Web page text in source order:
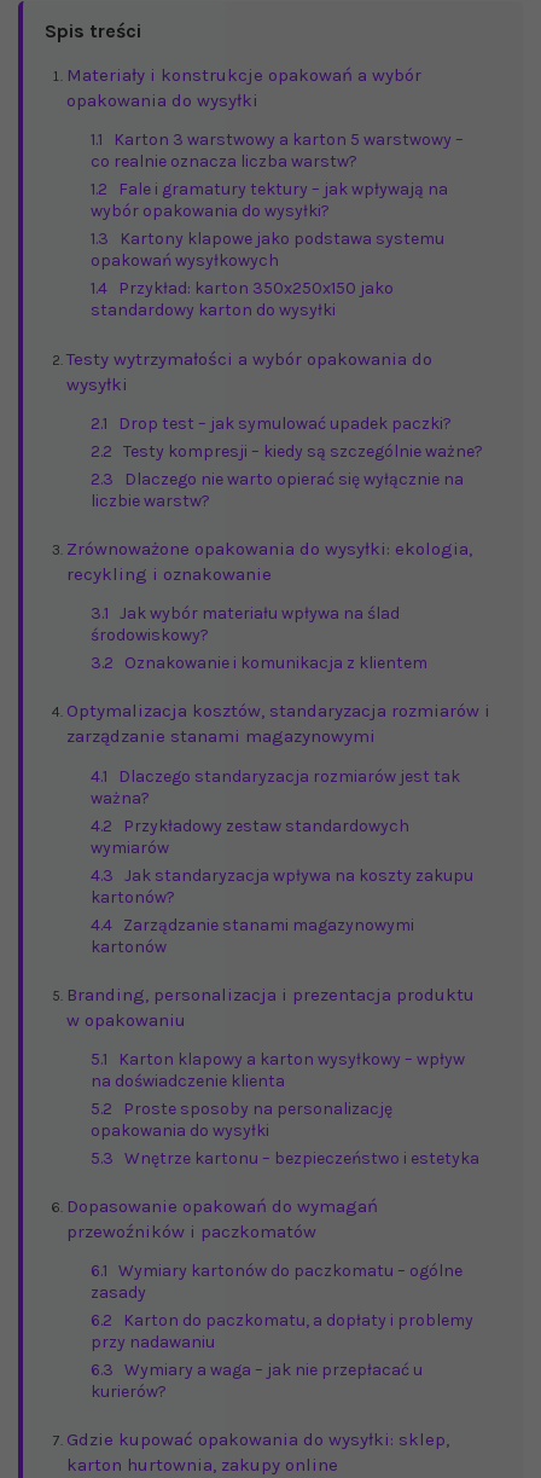
Spis treści
Materiały i konstrukcje opakowań a wybór
opakowania do wysyłki
1.1
Karton 3 warstwowy a karton 5 warstwowy –
co realnie oznacza liczba warstw?
1.2
Fale i gramatury tektury – jak wpływają na
wybór opakowania do wysyłki?
1.3
Kartony klapowe jako podstawa systemu
opakowań wysyłkowych
1.4
Przykład: karton 350x250x150 jako
standardowy karton do wysyłki
Testy wytrzymałości a wybór opakowania do
wysyłki
2.1
Drop test – jak symulować upadek paczki?
2.2 Testy kompresji – kiedy są szczególnie ważne?
2.3
Dlaczego nie warto opierać się wyłącznie na
liczbie warstw?
Zrównoważone opakowania do wysyłki: ekologia,
recykling i oznakowanie
3.1 Jak wybór materiału wpływa na ślad
środowiskowy?
3.2
Oznakowanie i komunikacja z klientem
Optymalizacja kosztów, standaryzacja rozmiarów i
zarządzanie stanami magazynowymi
4.1
Dlaczego standaryzacja rozmiarów jest tak
ważna?
4.2
Przykładowy zestaw standardowych
wymiarów
4.3 Jak standaryzacja wpływa na koszty zakupu
kartonów?
4.4 Zarządzanie stanami magazynowymi
kartonów
Branding, personalizacja i prezentacja produktu
w opakowaniu
5.1
Karton klapowy a karton wysyłkowy – wpływ
na doświadczenie klienta
5.2
Proste sposoby na personalizację
opakowania do wysyłki
5.3 Wnętrze kartonu – bezpieczeństwo i estetyka
Dopasowanie opakowań do wymagań
przewoźników i paczkomatów
6.1 Wymiary kartonów do paczkomatu – ogólne
zasady
6.2
Karton do paczkomatu, a dopłaty i problemy
przy nadawaniu
6.3 Wymiary a waga – jak nie przepłacać u
kurierów?
Gdzie kupować opakowania do wysyłki: sklep,
karton hurtownia, zakupy online